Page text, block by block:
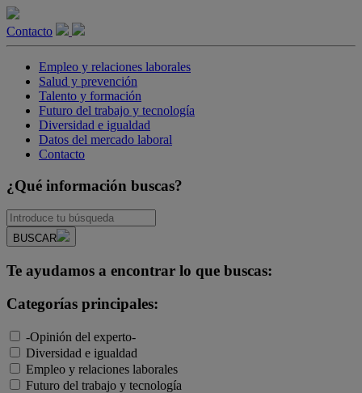
Contacto
Empleo y relaciones laborales
Salud y prevención
Talento y formación
Futuro del trabajo y tecnología
Diversidad e igualdad
Datos del mercado laboral
Contacto
¿Qué información buscas?
BUSCAR
Te ayudamos a encontrar lo que buscas:
Categorías principales:
-Opinión del experto-
Diversidad e igualdad
Empleo y relaciones laborales
Futuro del trabajo y tecnología